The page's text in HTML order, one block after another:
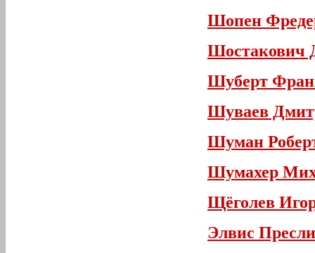
Шопен
Шостакович
Шуберт
Шуваев
Шуман
Шумахер
Щёголев
Элвис Пресли